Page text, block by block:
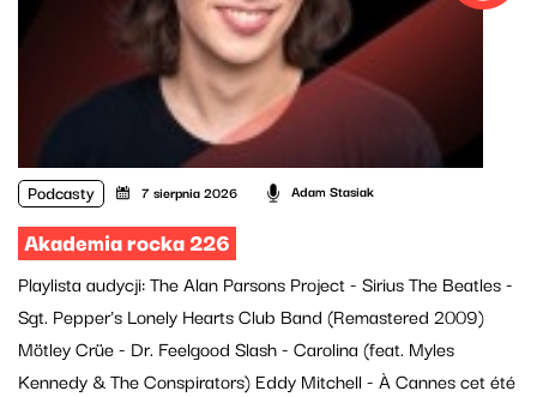
Podcasty 7 sierpnia 2026 Adam Stasiak
Akademia rocka 226
Playlista audycji: The Alan Parsons Project - Sirius The Beatles -
Sgt. Pepper's Lonely Hearts Club Band (Remastered 2009)
Mötley Crüe - Dr. Feelgood Slash - Carolina (feat. Myles
Kennedy & The Conspirators) Eddy Mitchell - À Cannes cet été